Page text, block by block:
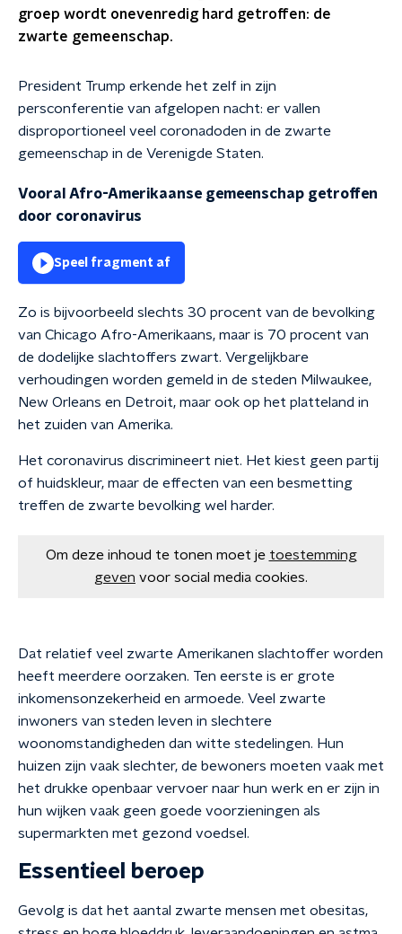
groep wordt onevenredig hard getroffen: de
zwarte gemeenschap.
President Trump erkende het zelf in zijn
persconferentie van afgelopen nacht: er vallen
disproportioneel veel coronadoden in de zwarte
gemeenschap in de Verenigde Staten.
Vooral Afro-Amerikaanse gemeenschap getroffen
door coronavirus
Speel fragment af
Zo is bijvoorbeeld slechts 30 procent van de bevolking
van Chicago Afro-Amerikaans, maar is 70 procent van
de dodelijke slachtoffers zwart. Vergelijkbare
verhoudingen worden gemeld in de steden Milwaukee,
New Orleans en Detroit, maar ook op het platteland in
het zuiden van Amerika.
Het coronavirus discrimineert niet. Het kiest geen partij
of huidskleur, maar de effecten van een besmetting
treffen de zwarte bevolking wel harder.
Om deze inhoud te tonen moet je toestemming
geven voor social media cookies.
Dat relatief veel zwarte Amerikanen slachtoffer worden
heeft meerdere oorzaken. Ten eerste is er grote
inkomensonzekerheid en armoede. Veel zwarte
inwoners van steden leven in slechtere
woonomstandigheden dan witte stedelingen. Hun
huizen zijn vaak slechter, de bewoners moeten vaak met
het drukke openbaar vervoer naar hun werk en er zijn in
hun wijken vaak geen goede voorzieningen als
supermarkten met gezond voedsel.
Essentieel beroep
Gevolg is dat het aantal zwarte mensen met obesitas,